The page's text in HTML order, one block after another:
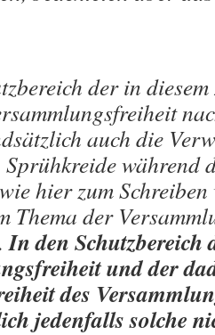
der in
auch die
während
hier zum
Thema der
In den Schutzbereich
und der
des
jedenfalls solche